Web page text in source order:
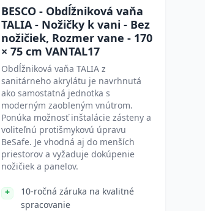
BESCO - Obdĺžniková vaňa
TALIA - Nožičky k vani - Bez
nožičiek, Rozmer vane - 170
× 75 cm VANTAL17
Obdĺžniková vaňa TALIA z
sanitárneho akrylátu je navrhnutá
ako samostatná jednotka s
moderným zaobleným vnútrom.
Ponúka možnosť inštalácie zásteny a
voliteľnú protišmykovú úpravu
BeSafe. Je vhodná aj do menších
priestorov a vyžaduje dokúpenie
nožičiek a panelov.
10-ročná záruka na kvalitné
spracovanie